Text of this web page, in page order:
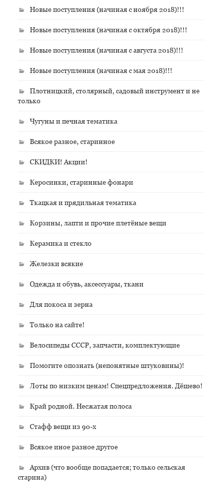
Новые поступления (начиная с ноября 2018)!!!
Новые поступления (начиная с октября 2018)!!!
Новые поступления (начиная с августа 2018)!!!
Новые поступления (начиная с мая 2018)!!!
Плотницкий, столярный, садовый инструмент и не
только
Чугуны и печная тематика
Всякое разное, старинное
СКИДКИ! Акции!
Керосинки, старинные фонари
Ткацкая и прядильная тематика
Корзины, лапти и прочие плетёные вещи
Керамика и стекло
Железки всякие
Одежда и обувь, аксессуары, ткани
Для покоса и зерна
Только на сайте!
Велосипеды СССР, запчасти, комплектующие
Помогите опознать (непонятные штуковины)!
Лоты по низким ценам! Спецпредложения. Дёшево!
Край родной. Несжатая полоса
Стафф вещи из 90-х
Всякое иное разное другое
Архив (что вообще попадается; только сельская
старина)